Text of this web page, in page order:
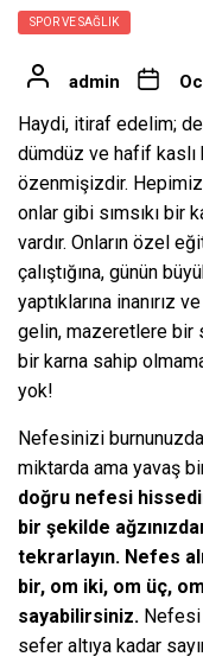
SPOR VE SAĞLIK
admin
Haydi, itiraf edelim;
dümdüz ve hafif kaslı
özenmişizdir.
onlar gibi sımsıkı bir
vardır. Onların özel
çalıştığına, günün
yaptıklarına inanırız
gelin, mazeretlere bir
bir karna sahip
yok!
Nefesinizi
miktarda ama yavaş
doğru nefesi
bir şekilde
tekrarlayın. Nefes
bir, om iki, om üç,
sayabilirsiniz. Nefesi
sefer altıya kadar